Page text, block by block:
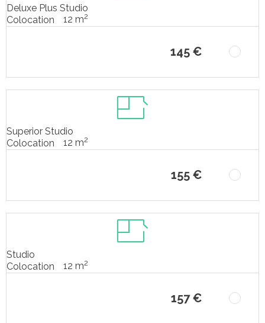
Deluxe Plus Studio
Colocation
12 m2
145 €
Superior Studio
Colocation
12 m2
155 €
Studio
Colocation
12 m2
157 €